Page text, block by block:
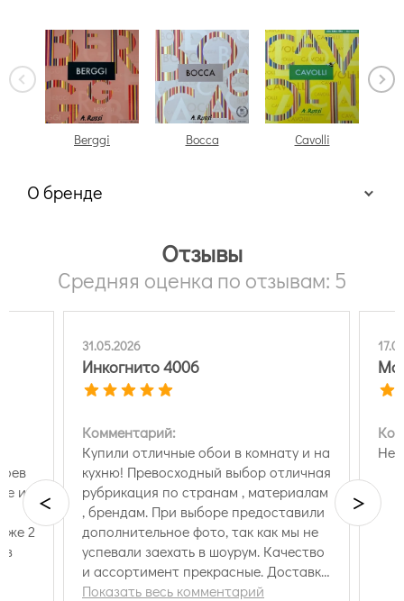
Berggi Bocca Cavolli
О бренде
Отзывы
Средняя оценка по отзывам: 5
и
2
31.05.2026
Инкогнито 4006
Комментарий:
Купили отличные обои в комнату и на
кухню! Превосходный выбор отличная
рубрикация по странам , материалам
, брендам. При выборе предоставили
дополнительное фото, так как мы не
успевали заехать в шоурум. Качество
и ассортимент прекрасные. Доставка
тоже . Спасибо!
Показать весь комментарий
Нет
< >